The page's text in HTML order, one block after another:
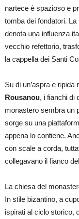
nartece è spazioso e
tomba dei fondatori.
denota una influenza
vecchio refettorio,
la cappella dei Santi
Su di un’aspra e
Rousanou, i fianchi di
monastero sembra un
sorge su una
appena lo contiene.
con scale a corda,
collegavano il fianco
La chiesa del
In stile bizantino, a
ispirati al ciclo storico,